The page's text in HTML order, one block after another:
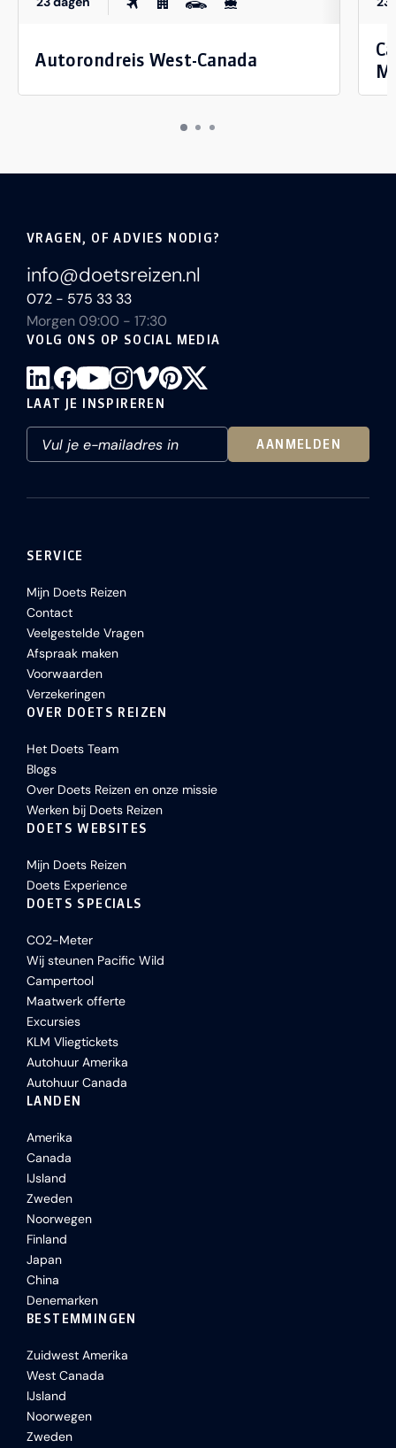
Autorondreis West-Canada
VRAGEN, OF ADVIES NODIG?
info@doetsreizen.nl
072 - 575 33 33
Morgen 09:00 - 17:30
VOLG ONS OP SOCIAL MEDIA
LAAT JE INSPIREREN
AANMELDEN
SERVICE
Mijn Doets Reizen
Contact
Veelgestelde Vragen
Afspraak maken
Voorwaarden
Verzekeringen
OVER DOETS REIZEN
Het Doets Team
Blogs
Over Doets Reizen en onze missie
Werken bij Doets Reizen
DOETS WEBSITES
Mijn Doets Reizen
Doets Experience
DOETS SPECIALS
CO2-Meter
Wij steunen Pacific Wild
Campertool
Maatwerk offerte
Excursies
KLM Vliegtickets
Autohuur Amerika
Autohuur Canada
LANDEN
Amerika
Canada
IJsland
Zweden
Noorwegen
Finland
Japan
China
Denemarken
BESTEMMINGEN
Zuidwest Amerika
West Canada
IJsland
Noorwegen
Zweden